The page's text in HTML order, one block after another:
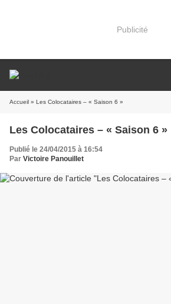
Publicité
Accueil » Les Colocataires – « Saison 6 »
Les Colocataires – « Saison 6 »
Publié le 24/04/2015 à 16:54
Par Victoire Panouillet